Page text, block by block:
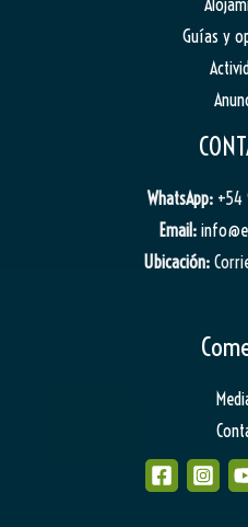
Guías y
WhatsApp: +54
Email:
Ubicación: